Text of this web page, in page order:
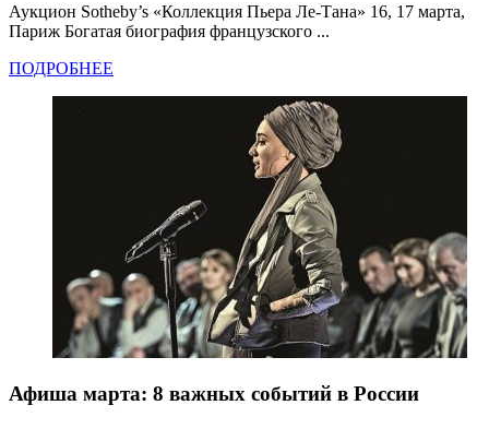
Аукцион Sotheby’s «Коллекция Пьера Ле-Тана» 16, 17 марта,
Париж Богатая биография французского ...
ПОДРОБНЕЕ
Афиша марта: 8 важных событий в России